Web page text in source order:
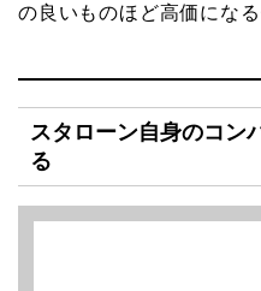
の良いものほど高価にな
スタローン自身のコン
る